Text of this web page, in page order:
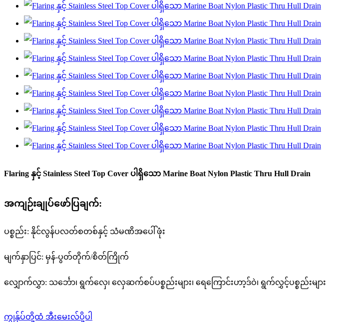
Flaring နှင့် Stainless Steel Top Cover ပါရှိသော Marine Boat Nylon Plastic Thru Hull Drain
အကျဉ်းချုပ်ဖော်ပြချက်:
ပစ္စည်း: နိုင်လွန်ပလတ်စတစ်နှင့် သံမဏိအပေါ်ဖုံး
မျက်နှာပြင်: မှန်-ပွတ်တိုက်/စိတ်ကြိုက်
လျှောက်လွှာ: သင်္ဘော၊ ရွက်လှေ၊ လှေဆက်စပ်ပစ္စည်းများ၊ ရေကြောင်းဟာ့ဒ်ဝဲ၊ ရွက်လွှင့်ပစ္စည်းများ
ကျွန်ုပ်တို့ထံ အီးမေးလ်ပို့ပါ